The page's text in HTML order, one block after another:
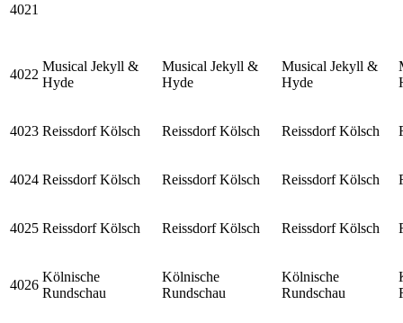
4021
4022
Musical Jekyll &
Hyde
Musical Jekyll &
Hyde
Musical Jekyll &
Hyde
4023 Reissdorf Kölsch Reissdorf Kölsch Reissdorf Kölsch
4024 Reissdorf Kölsch Reissdorf Kölsch Reissdorf Kölsch
4025 Reissdorf Kölsch Reissdorf Kölsch Reissdorf Kölsch
4026
Kölnische
Rundschau
Kölnische
Rundschau
Kölnische
Rundschau